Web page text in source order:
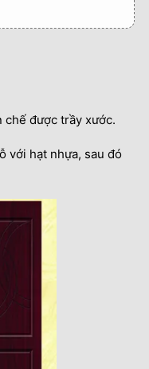
chế được trầy xước.
với hạt nhựa, sau đó